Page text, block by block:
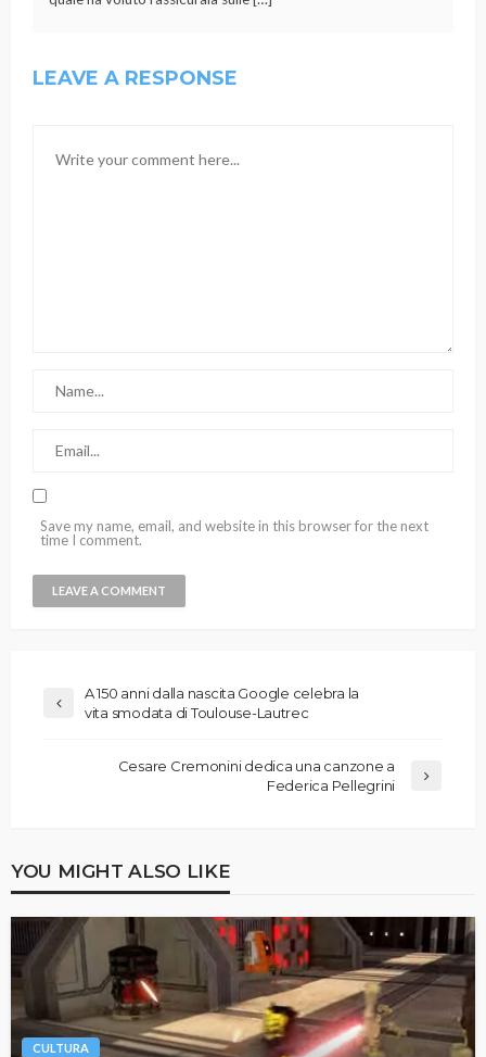
LEAVE A RESPONSE
Save my name, email, and website in this browser for the next
time I comment.
A 150 anni dalla nascita Google celebra la
vita smodata di Toulouse-Lautrec
Cesare Cremonini dedica una canzone a
Federica Pellegrini
YOU MIGHT ALSO LIKE
CULTURA